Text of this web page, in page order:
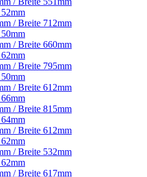
/ Breite 712mm
/ Breite 660mm
/ Breite 795mm
/ Breite 612mm
/ Breite 815mm
/ Breite 612mm
/ Breite 532mm
/ Breite 617mm